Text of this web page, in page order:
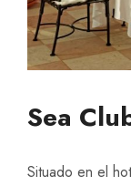
Sea
Situado en el